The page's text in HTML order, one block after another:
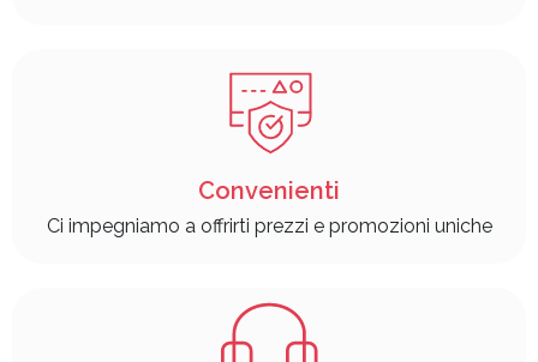
Convenienti
Ci impegniamo a offrirti prezzi e promozioni uniche